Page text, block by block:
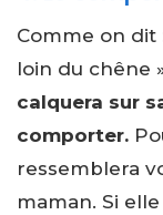
Comme on dit
loin du chêne
calquera sur
comporter.
ressemblera
maman. Si